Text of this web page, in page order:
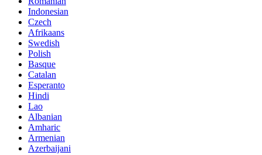
Indonesian
Czech
Afrikaans
Swedish
Polish
Basque
Catalan
Esperanto
Hindi
Lao
Albanian
Amharic
Armenian
Azerbaijani